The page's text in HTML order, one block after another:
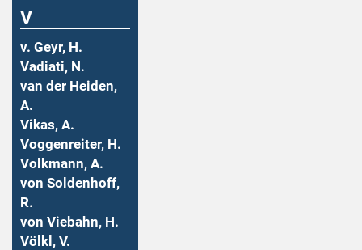
V
v. Geyr, H.
Vadiati, N.
van der Heiden,
A.
Vikas, A.
Voggenreiter, H.
Volkmann, A.
von Soldenhoff,
R.
von Viebahn, H.
Völkl, V.